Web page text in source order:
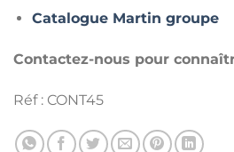
Catalogue Martin groupe
Contactez-nous pour
Réf : CONT45